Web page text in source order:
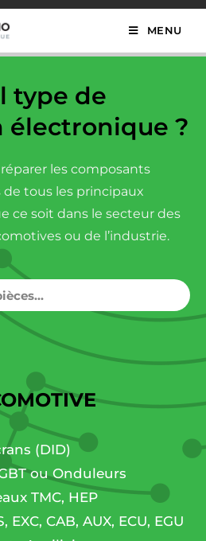
MENU
type de
électronique ?
les composants
tous les principaux
ce soit dans le secteur des
ou de l’industrie.
(DID)
ou Onduleurs
TMC, HEP
EXC, CAB, AUX, ECU, EGU